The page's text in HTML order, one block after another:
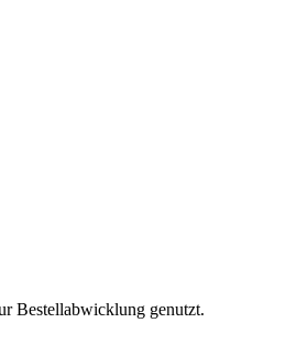
Bestellabwicklung genutzt.